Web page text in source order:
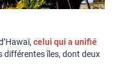
celui qui a unifié
différentes îles, dont deux